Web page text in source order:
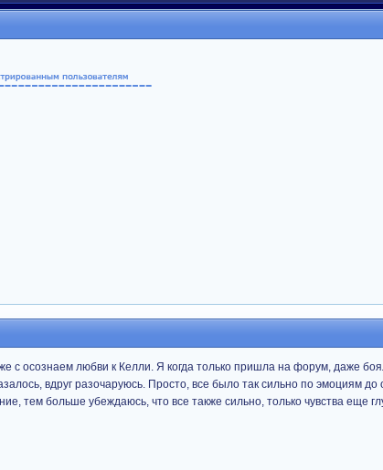
с осознаем любви к Келли. Я когда только пришла на форум, даже
вдруг разочаруюсь. Просто, все было так сильно по эмоциям до
тем больше убеждаюсь, что все также сильно, только чувства еще